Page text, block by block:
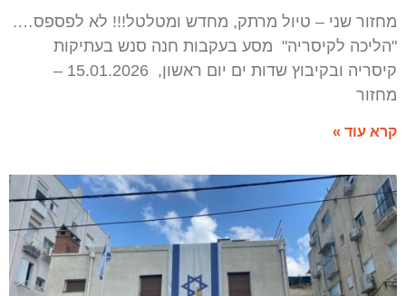
מחזור שני – טיול מרתק, מחדש ומטלטל!!! לא לפספס….
"הליכה לקיסריה" מסע בעקבות חנה סנש בעתיקות
קיסריה ובקיבוץ שדות ים יום ראשון, 15.01.2026 –
מחזור
קרא עוד »